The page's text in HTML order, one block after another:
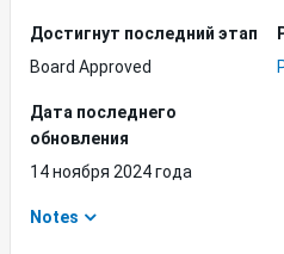
Достигнут последний этап
Board Approved
Дата последнего
обновления
14 ноября 2024 года
Notes